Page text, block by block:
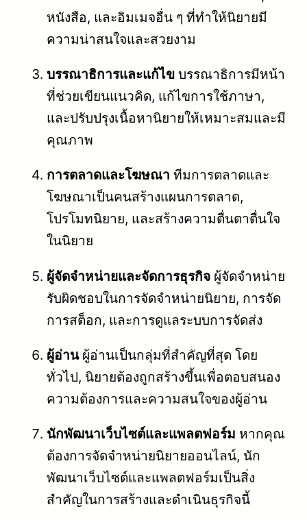
หนังสือ, และอิมเมจอื่น ๆ ที่ทำให้นิยายมี
ความน่าสนใจและสวยงาม
บรรณาธิการและแก้ไข บรรณาธิการมีหน้า
ที่ช่วยเขียนแนวคิด, แก้ไขการใช้ภาษา,
และปรับปรุงเนื้อหานิยายให้เหมาะสมและมี
คุณภาพ
การตลาดและโฆษณา ทีมการตลาดและ
โฆษณาเป็นคนสร้างแผนการตลาด,
โปรโมทนิยาย, และสร้างความตื่นตาตื่นใจ
ในนิยาย
ผู้จัดจำหน่ายและจัดการธุรกิจ ผู้จัดจำหน่าย
รับผิดชอบในการจัดจำหน่ายนิยาย, การจัด
การสต็อก, และการดูแลระบบการจัดส่ง
ผู้อ่านผู้อ่านเป็นกลุ่มที่สำคัญที่สุด โดย
ทั่วไป, นิยายต้องถูกสร้างขึ้นเพื่อตอบสนอง
ความต้องการและความสนใจของผู้อ่าน
นักพัฒนาเว็บไซต์และแพลตฟอร์ม หากคุณ
ต้องการจัดจำหน่ายนิยายออนไลน์, นัก
พัฒนาเว็บไซต์และแพลตฟอร์มเป็นสิ่ง
สำคัญในการสร้างและดำเนินธุรกิจนี้